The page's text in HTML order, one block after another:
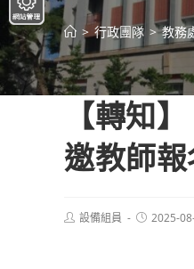
> 行政團隊 > 教務
【轉知
邀教師報
Post設備組員
Post2025-